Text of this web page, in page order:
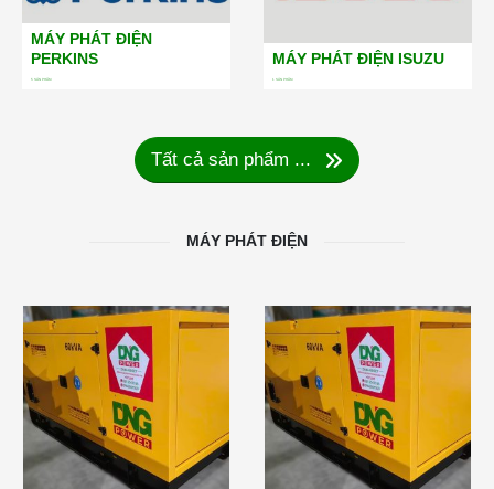
MÁY PHÁT ĐIỆN
PERKINS
5SẢN PHẨM
MÁY PHÁT ĐIỆN ISUZU
1 SẢN PHẨM
Tất cả sản phẩm ...
MÁY PHÁT ĐIỆN